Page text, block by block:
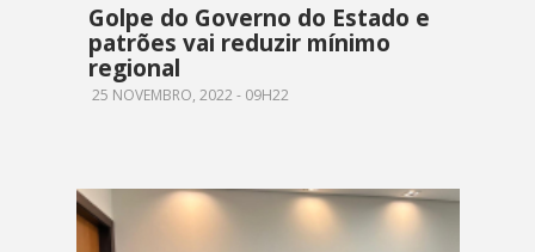
Golpe do Governo do Estado e
patrões vai reduzir mínimo
regional
25 NOVEMBRO, 2022 - 09H22